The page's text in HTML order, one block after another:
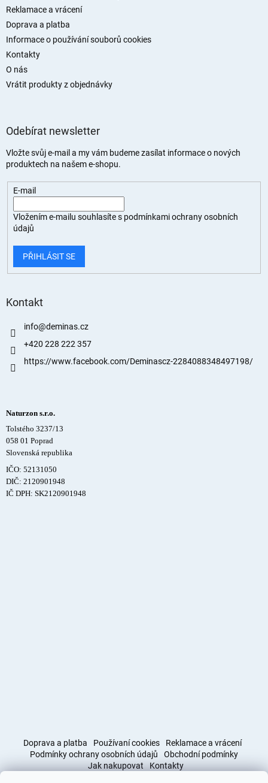
Reklamace a vrácení
Doprava a platba
Informace o používání souborů cookies
Kontakty
O nás
Vrátit produkty z objednávky
Odebírat newsletter
Vložte svůj e-mail a my vám budeme zasílat informace o nových
produktech na našem e-shopu.
E-mail
Vložením e-mailu souhlasíte s podmínkami ochrany osobních
údajů
PŘIHLÁSIT SE
Kontakt
info@deminas.cz
+420 228 222 357
https://www.facebook.com/Deminascz-2284088348497198/
Naturzon s.r.o.
Tolstého 3237/13
058 01 Poprad
Slovenská republika
IČO: 52131050
DIČ: 2120901948
IČ DPH: SK2120901948
Doprava a platba Používaní cookies
Reklamace a vrácení
Podmínky ochrany osobních údajů
Obchodní podmínky
Jak nakupovat
Kontakty